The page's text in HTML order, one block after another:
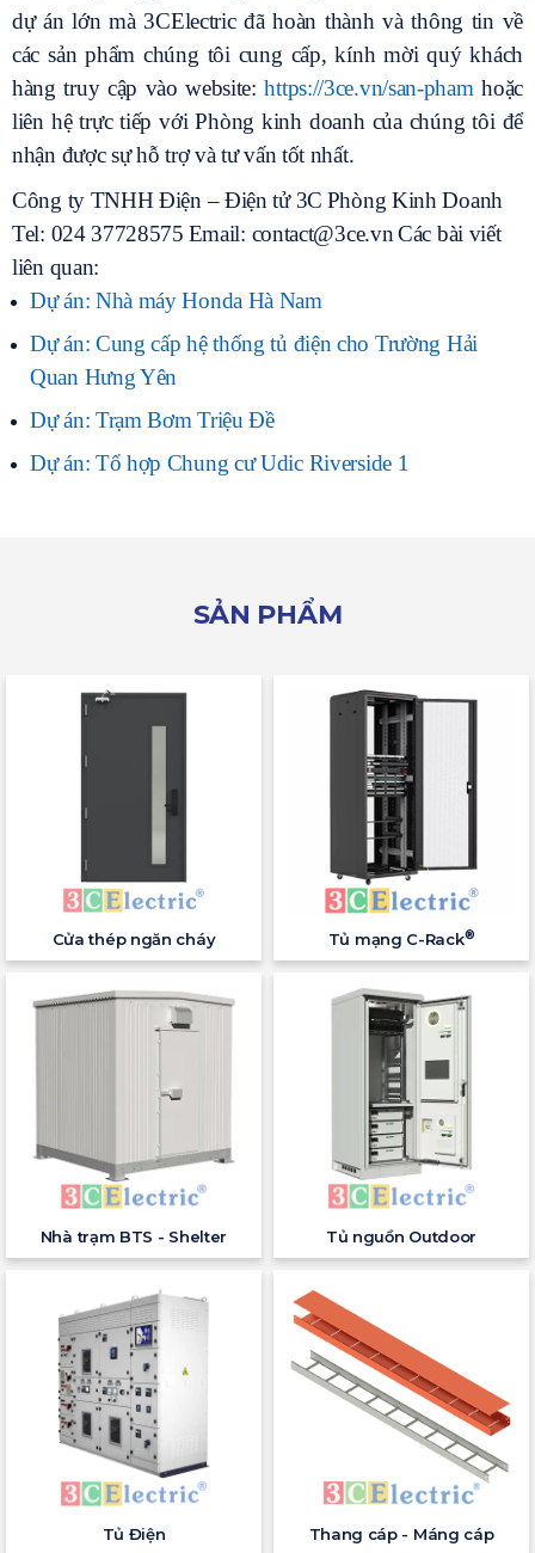
dự án lớn mà 3CElectric đã hoàn thành và thông tin về
các sản phẩm chúng tôi cung cấp, kính mời quý khách
hàng truy cập vào website:https://3ce.vn/san-pham hoặc
liên hệ trực tiếp với Phòng kinh doanh của chúng tôi để
nhận được sự hỗ trợ và tư vấn tốt nhất.
Công ty TNHH Điện – Điện tử 3C Phòng Kinh Doanh
Tel: 024 37728575 Email: contact@3ce.vnCác bài viết
liên quan:
Dự án: Nhà máy Honda Hà Nam
Dự án: Cung cấp hệ thống tủ điện cho Trường Hải
Quan Hưng Yên
Dự án: Trạm Bơm Triệu Đề
Dự án: Tổ hợp Chung cư Udic Riverside 1
SẢN PHẨM
Cửa thép ngăn cháy Tủ mạng C-Rack®
Nhà trạm BTS - Shelter Tủ nguồn Outdoor
Tủ Điện Thang cáp - Máng cáp